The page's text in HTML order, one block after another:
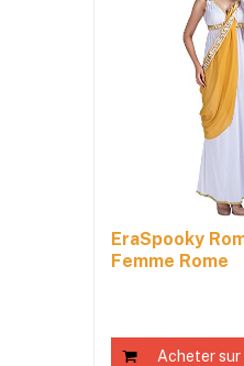
EraSpooky
Femme Rome
Acheter sur